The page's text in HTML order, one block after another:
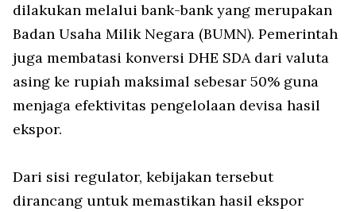
dilakukan melalui bank-bank yang merupakan
Badan Usaha Milik Negara (BUMN). Pemerintah
juga membatasi konversi DHE SDA dari valuta
asing ke rupiah maksimal sebesar 50% guna
menjaga efektivitas pengelolaan devisa hasil
ekspor.
Dari sisi regulator, kebijakan tersebut
dirancang untuk memastikan hasil ekspor